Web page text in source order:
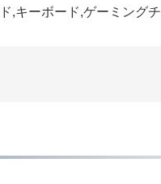
キーボード,ゲーミング